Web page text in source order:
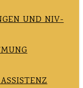
UND NIV-